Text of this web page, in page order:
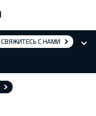
СВЯЖИТЕСЬ С НАМИ